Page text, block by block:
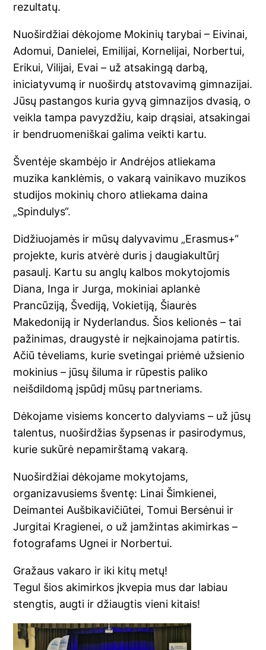
rezultatų.
Nuoširdžiai dėkojome Mokinių tarybai – Eivinai,
Adomui, Danielei, Emilijai, Kornelijai, Norbertui,
Erikui, Vilijai, Evai – už atsakingą darbą,
iniciatyvumą ir nuoširdų atstovavimą gimnazijai.
Jūsų pastangos kuria gyvą gimnazijos dvasią, o
veikla tampa pavyzdžiu, kaip drąsiai, atsakingai
ir bendruomeniškai galima veikti kartu.
Šventėje skambėjo ir Andrėjos atliekama
muzika kanklėmis, o vakarą vainikavo muzikos
studijos mokinių choro atliekama daina
„Spindulys“.
Didžiuojamės ir mūsų dalyvavimu „Erasmus+“
projekte, kuris atvėrė duris į daugiakultūrį
pasaulį. Kartu su anglų kalbos mokytojomis
Diana, Inga ir Jurga, mokiniai aplankė
Prancūziją, Švediją, Vokietiją, Šiaurės
Makedoniją ir Nyderlandus. Šios kelionės – tai
pažinimas, draugystė ir neįkainojama patirtis.
Ačiū tėveliams, kurie svetingai priėmė užsienio
mokinius – jūsų šiluma ir rūpestis paliko
neišdildomą įspūdį mūsų partneriams.
Dėkojame visiems koncerto dalyviams – už jūsų
talentus, nuoširdžias šypsenas ir pasirodymus,
kurie sukūrė nepamirštamą vakarą.
Nuoširdžiai dėkojame mokytojams,
organizavusiems šventę: Linai Šimkienei,
Deimantei Aušbikavičiūtei, Tomui Bersėnui ir
Jurgitai Kragienei, o už įamžintas akimirkas –
fotografams Ugnei ir Norbertui.
Gražaus vakaro ir iki kitų metų!
Tegul šios akimirkos įkvepia mus dar labiau
stengtis, augti ir džiaugtis vieni kitais!